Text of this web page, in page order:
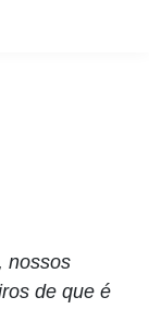
nossos
de que é